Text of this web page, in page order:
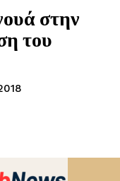
στην
του